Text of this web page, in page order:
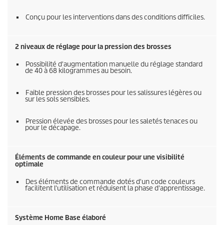
Conçu pour les interventions dans des conditions difficiles.
2 niveaux de réglage pour la pression des brosses
Possibilité d'augmentation manuelle du réglage standard
de 40 à 68 kilogrammes au besoin.
Faible pression des brosses pour les salissures légères ou
sur les sols sensibles.
Pression élevée des brosses pour les saletés tenaces ou
pour le décapage.
Éléments de commande en couleur pour une visibilité
optimale
Des éléments de commande dotés d'un code couleurs
facilitent l'utilisation et réduisent la phase d'apprentissage.
Système Home Base élaboré